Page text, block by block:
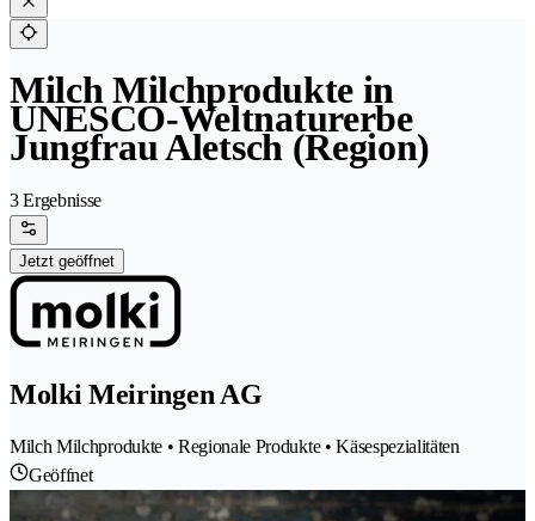
Milch Milchprodukte in
UNESCO-Weltnaturerbe
Jungfrau Aletsch (Region)
3 Ergebnisse
Jetzt geöffnet
Molki Meiringen AG
Milch Milchprodukte • Regionale Produkte • Käsespezialitäten
Geöffnet